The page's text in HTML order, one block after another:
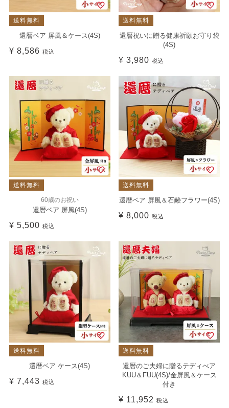
送料無料
還暦ベア 屏風＆ケース(4S)
¥ 8,586 税込
送料無料
還暦祝いに贈る健康祈願お守り袋
(4S)
¥ 3,980 税込
送料無料
60歳のお祝い
還暦ベア 屏風(4S)
¥ 5,500 税込
送料無料
還暦ベア 屏風＆石鹸フラワー(4S)
¥ 8,000 税込
送料無料
還暦ベア ケース(4S)
¥ 7,443 税込
送料無料
還暦のご夫婦に贈るテディべア
KUU＆FUU(4S)/金屏風＆ケース
付き
¥ 11,952 税込